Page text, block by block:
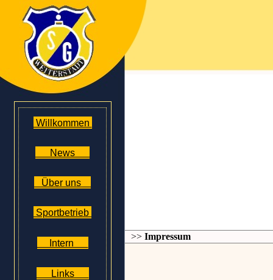
Willkommen
News
Über uns
Sportbetrieb
Intern
Links
>> Impressum